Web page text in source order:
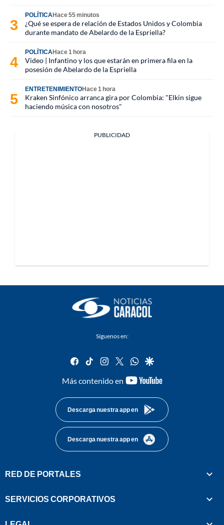
POLÍTICAHace 55 minutos
¿Qué se espera de relación de Estados Unidos y Colombia
durante mandato de Abelardo de la Espriella?
POLÍTICAHace 1 hora
Video | Infantino y los que estarán en primera fila en la
posesión de Abelardo de la Espriella
ENTRETENIMIENTOHace 1 hora
Kraken Sinfónico arranca gira por Colombia: "Elkin sigue
haciendo música con nosotros"
PUBLICIDAD
Síguenos en:
facebook
tiktok instagram
twitterwhatsapp
google
Más contenido en
youtube-
Descarga nuestra app en
Descarga nuestra app en
RED DE PORTALES
SERVICIOS CORPORATIVOS